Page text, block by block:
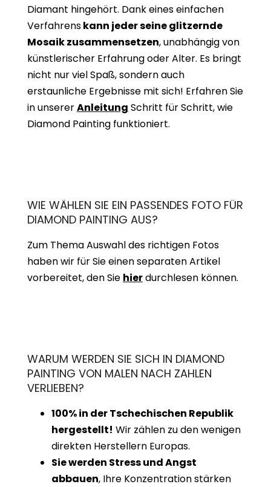
Diamant hingehört. Dank eines einfachen
Verfahrenskann jeder seine glitzernde
Mosaik zusammensetzen, unabhängig von
künstlerischer Erfahrung oder Alter. Es bringt
nicht nur viel Spaß, sondern auch
erstaunliche Ergebnisse mit sich! Erfahren Sie
in unsererAnleitung Schritt für Schritt, wie
Diamond Painting funktioniert.
WIE WÄHLEN SIE EIN PASSENDES FOTO FÜR
DIAMOND PAINTING AUS?
Zum Thema Auswahl des richtigen Fotos
haben wir für Sie einen separaten Artikel
vorbereitet, den Sie hierdurchlesen können.
WARUM WERDEN SIE SICH IN DIAMOND
PAINTING VON MALEN NACH ZAHLEN
VERLIEBEN?
100% in der Tschechischen Republik
hergestellt! Wir zählen zu den wenigen
direkten Herstellern Europas.
Sie werden Stress und Angst
abbauen, Ihre Konzentration stärken